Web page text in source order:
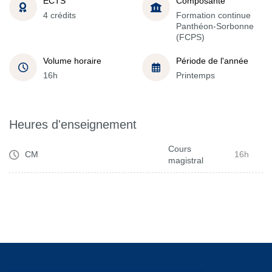
4 crédits
Formation continue
Panthéon-Sorbonne
(FCPS)
Volume horaire
16h
Période de l'année
Printemps
Heures d'enseignement
CM
Cours
magistral
16h